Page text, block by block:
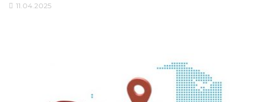
11.04.2025